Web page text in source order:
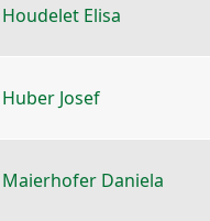
Houdelet Elisa
Huber Josef
Maierhofer Daniela